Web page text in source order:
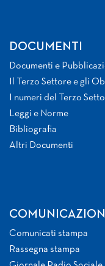
DOCUMENTI
Documenti e
Il Terzo Settore e gli
I numeri del Terzo
Leggi e Norme
Bibliografia
Altri Documenti
Comunicati stampa
Rassegna stampa